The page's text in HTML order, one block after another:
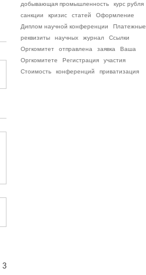
3
добывающая промышленность
курс рубля
санкции
кризис статей
Оформление
Диплом научной конференции
Платежные
реквизиты
научных журнал
Ссылки
Оргкомитет
отправлена заявка
Ваша
Оргкомитете
Регистрация
участия
Стоимость
конференций приватизация